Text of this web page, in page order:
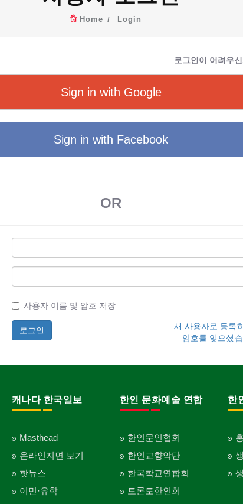
Home Login
로그인이 어려우
Sign in with Google
Sign in with Facebook
OR
사용자 이름 및 암호 저장
새 사용자로 등록
암호를 잊으셨
캐나다 한국일보
Masthead
온라인지면 보기
핫뉴스
이민·유학
한인 문화예술 연합
한인문인협회
한인교향악단
한국학교연합회
토론토한인회
한